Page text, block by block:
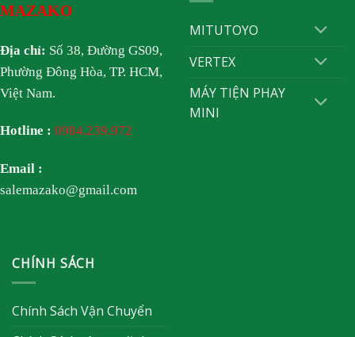
MAZAKO
Địa chỉ: Số 38, Đường GS09,
Phường Đông Hòa, TP. HCM,
Việt Nam.
Hotline : 0984.239.972
Email :
salemazako@gmail.com
MITUTOYO
VERTEX
MÁY TIỆN PHAY
MINI
CHÍNH SÁCH
Chính Sách Vận Chuyển